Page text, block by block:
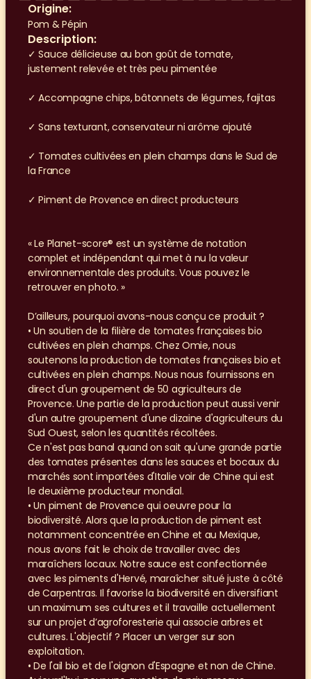
Origine:
Pom & Pépin
Description:
✓ Sauce délicieuse au bon goût de tomate,
justement relevée et très peu pimentée
✓ Accompagne chips, bâtonnets de légumes, fajitas
✓ Sans texturant, conservateur ni arôme ajouté
✓ Tomates cultivées en plein champs dans le Sud de
la France
✓ Piment de Provence en direct producteurs
« Le Planet-score® est un système de notation
complet et indépendant qui met à nu la valeur
environnementale des produits. Vous pouvez le
retrouver en photo. »
D’ailleurs, pourquoi avons-nous conçu ce produit ?
• Un soutien de la filière de tomates françaises bio
cultivées en plein champs. Chez Omie, nous
soutenons la production de tomates françaises bio et
cultivées en plein champs. Nous nous fournissons en
direct d'un groupement de 50 agriculteurs de
Provence. Une partie de la production peut aussi venir
d'un autre groupement d'une dizaine d'agriculteurs du
Sud Ouest, selon les quantités récoltées.
Ce n'est pas banal quand on sait qu'une grande partie
des tomates présentes dans les sauces et bocaux du
marchés sont importées d'Italie voir de Chine qui est
le deuxième producteur mondial.
• Un piment de Provence qui oeuvre pour la
biodiversité. Alors que la production de piment est
notamment concentrée en Chine et au Mexique,
nous avons fait le choix de travailler avec des
maraîchers locaux. Notre sauce est confectionnée
avec les piments d'Hervé, maraîcher situé juste à côté
de Carpentras. Il favorise la biodiversité en diversifiant
un maximum ses cultures et il travaille actuellement
sur un projet d’agroforesterie qui associe arbres et
cultures. L'objectif ? Placer un verger sur son
exploitation.
• De l'ail bio et de l'oignon d'Espagne et non de Chine.